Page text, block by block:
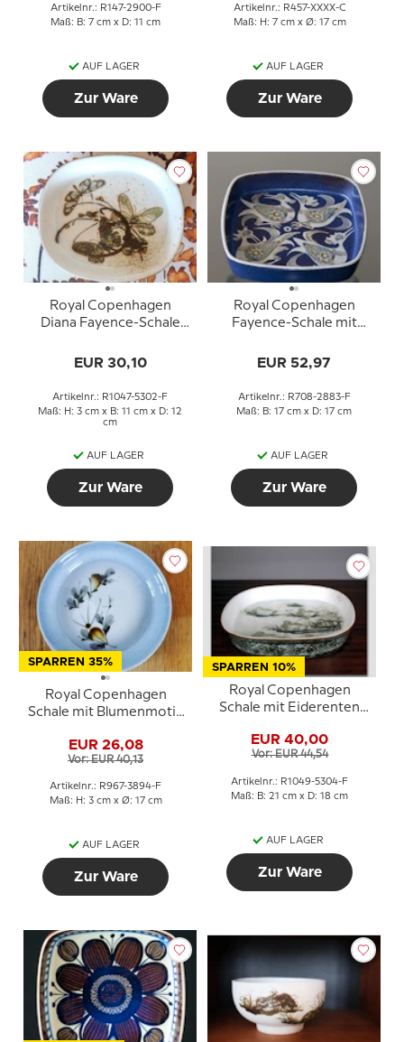
Artikelnr.: R147-2900-F
Maß: B: 7 cm x D: 11 cm
AUF LAGER
Zur Ware
Artikelnr.: R457-XXXX-C
Maß: H: 7 cm x Ø: 17 cm
AUF LAGER
Zur Ware
Royal Copenhagen
Diana Fayence-Schale
EUR 30,10
Artikelnr.: R1047-5302-F
Maß: H: 3 cm x B: 11 cm x D: 12
cm
AUF LAGER
Zur Ware
Royal Copenhagen
Fayence-Schale mit
Thorsson
EUR 52,97
Artikelnr.: R708-2883-F
Maß: B: 17 cm x D: 17 cm
AUF LAGER
Zur Ware
SPARREN 35%
Royal Copenhagen
Schale mit Blumenmotiv
EUR 26,08
Vor: EUR 40,13
Artikelnr.: R967-3894-F
Maß: H: 3 cm x Ø: 17 cm
AUF LAGER
Zur Ware
SPARREN 10%
Royal Copenhagen
Schale mit Eiderenten
EUR 40,00
Vor: EUR 44,54
Artikelnr.: R1049-5304-F
Maß: B: 21 cm x D: 18 cm
AUF LAGER
Zur Ware